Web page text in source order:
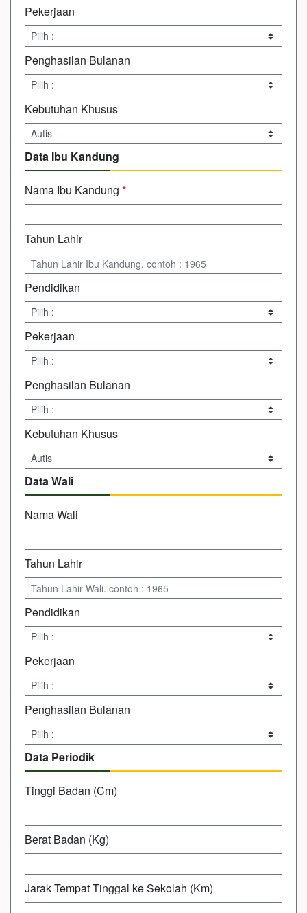
Pekerjaan
Penghasilan Bulanan
Kebutuhan Khusus
Data Ibu Kandung
Nama Ibu Kandung *
Tahun Lahir
Pendidikan
Pekerjaan
Penghasilan Bulanan
Kebutuhan Khusus
Data Wali
Nama Wali
Tahun Lahir
Pendidikan
Pekerjaan
Penghasilan Bulanan
Data Periodik
Tinggi Badan (Cm)
Berat Badan (Kg)
Jarak Tempat Tinggal ke Sekolah (Km)